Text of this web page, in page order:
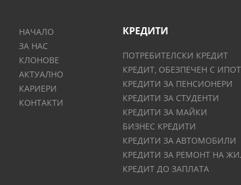
НАЧАЛО
ЗА НАС
КЛОНОВЕ
АКТУАЛНО
КАРИЕРИ
КОНТАКТИ
КРЕДИТИ
ПОТРЕБИТЕЛСКИ КРЕДИТ
КРЕДИТ, ОБЕЗПЕЧЕН С
КРЕДИТИ ЗА ПЕНСИОНЕРИ
КРЕДИТИ ЗА СТУДЕНТИ
КРЕДИТИ ЗА МАЙКИ
БИЗНЕС КРЕДИТИ
КРЕДИТИ ЗА АВТОМОБИЛИ
КРЕДИТИ ЗА РЕМОНТ НА
КРЕДИТ ДО ЗАПЛАТА